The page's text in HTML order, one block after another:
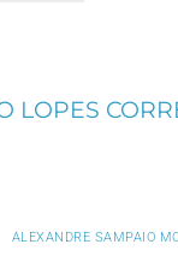
LOPES
ALEXANDRE SAMPAIO